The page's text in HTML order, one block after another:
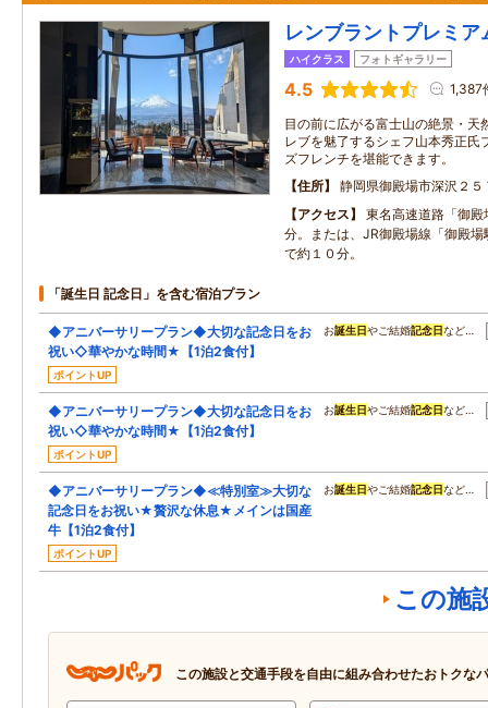
レンブラントプレミア
ハイクラス フォトギャラリー
4.5 1,387
目の前に広がる富士山の絶景・天
レブを魅了するシェフ山本秀正氏
ズフレンチを堪能できます。
住所
静岡県御殿場市深沢２５
アクセス
東名高速道路「御殿
分。または、JR御殿場線「御殿
で約１０分。
「誕生日 記念日」を含む宿泊プラン
◆アニバーサリープラン◆大切な記念日をお
祝い◇華やかな時間★【1泊2食付】
ポイントUP
お誕生日やご結婚記念日など…
◆アニバーサリープラン◆大切な記念日をお
祝い◇華やかな時間★【1泊2食付】
ポイントUP
お誕生日やご結婚記念日など…
◆アニバーサリープラン◆≪特別室≫大切な
記念日をお祝い★贅沢な休息★メインは国産
牛【1泊2食付】
ポイントUP
お誕生日やご結婚記念日など…
この施
この施設と交通手段を自由に組み合わせたおトクな